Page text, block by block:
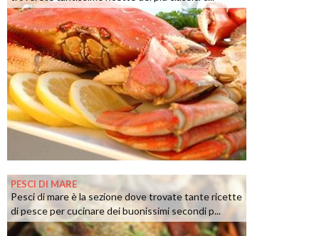
PESCI DI MARE
Pesci di mare è la sezione dove trovate tante ricette
di pesce per cucinare dei buonissimi secondi p...